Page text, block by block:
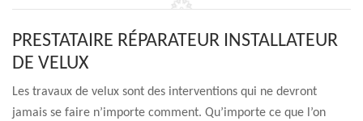
PRESTATAIRE RÉPARATEUR INSTALLATEUR
DE VELUX
Les travaux de velux sont des interventions qui ne devront
jamais se faire n’importe comment. Qu’importe ce que l’on